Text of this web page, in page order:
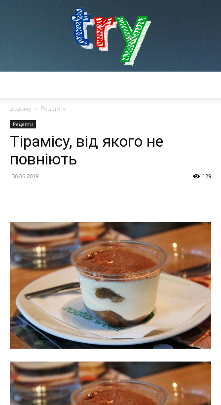
додому
Рецепти
Рецепти
Тірамісу, від якого не
повніють
30.06.2019 129